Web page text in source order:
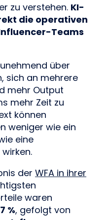
zu verstehen. KI-
die operativen
Teams
über
sich an mehrere
mehr Output
mehr Zeit zu
können
weniger wie ein
eine
der WFA in ihrer
waren
%, gefolgt von